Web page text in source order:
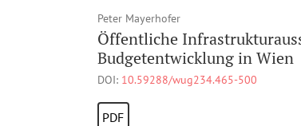
Peter Mayerhofer
Öffentliche
Budgetentwicklung in Wien
DOI: 10.59288/wug234.465-500
PDF